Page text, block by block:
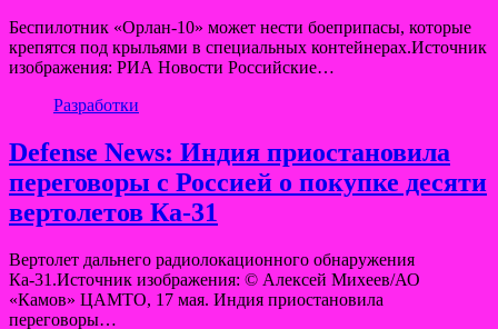
Беспилотник «Орлан‑10» может нести боеприпасы, которые
крепятся под крыльями в специальных контейнерах.Источник
изображения: РИА Новости Российские…
Разработки
Defense News: Индия приостановила
переговоры с Россией о покупке десяти
вертолетов Ка-31
Вертолет дальнего радиолокационного обнаружения
Ка-31.Источник изображения: © Алексей Михеев/АО
«Камов» ЦАМТО, 17 мая. Индия приостановила
переговоры…